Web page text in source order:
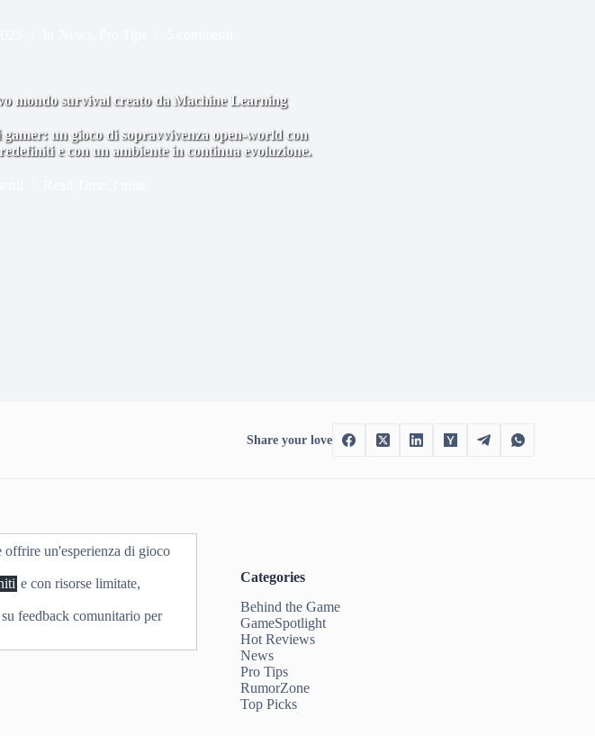
mondo survival creato da Machine Learning
un gioco di sopravvivenza open-world con
e con un ambiente in continua evoluzione.
Share your love
offrire un'esperienza di gioco
e con risorse limitate,
feedback comunitario per
Categories
Behind the Game
GameSpotlight
Hot Reviews
News
Pro Tips
RumorZone
Top Picks